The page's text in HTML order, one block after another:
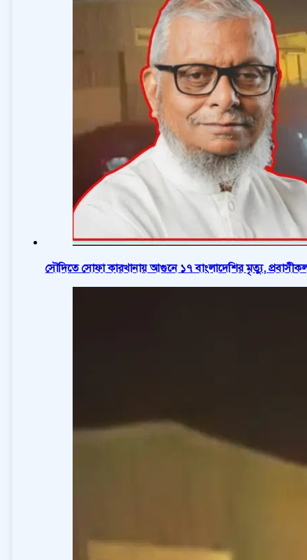
সৌদিতে সোফা কারখানায় আগুনে ১৭ বাংলাদেশির মৃত্যু,